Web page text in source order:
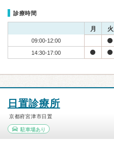
診療時間
月 火
09:00-12:00
14:30-17:00
日置診療所
京都府宮津市日置
駐車場あり